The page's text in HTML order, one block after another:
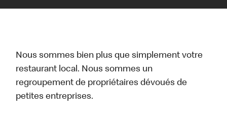
Nous sommes bien plus que simplement votre
restaurant local. Nous sommes un
regroupement de propriétaires dévoués de
petites entreprises.